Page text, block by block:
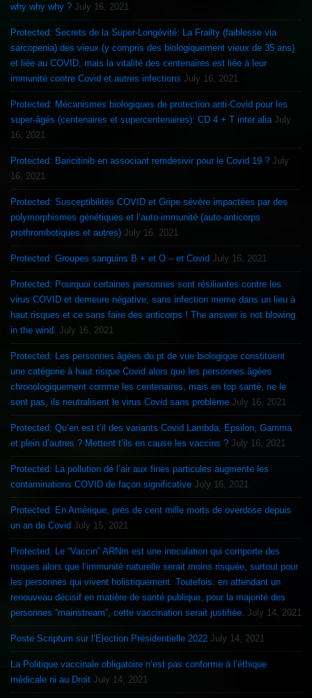
why why why ? July 16, 2021
Protected: Secrets de la Super-Longévité: La Frailty (faiblesse via
sarcopenia) des vieux (y compris des biologiquement vieux de 35 ans)
et liée au COVID, mais la vitalité des centenaires est liée à leur
immunité contre Covid et autres infections July 16, 2021
Protected: Mécanismes biologiques de protection anti-Covid pour les
super-âgés (centenaires et supercentenaires): CD 4 + T inter alia July
16, 2021
Protected: Baricitinib en associant remdesivir pour le Covid 19 ? July
16, 2021
Protected: Susceptibilités COVID et Gripe sévère impactées par des
polymorphismes génétiques et l’auto-immunité (auto-anticorps
prothrombotiques et autres) July 16, 2021
Protected: Groupes sanguins B + et O – et Covid July 16, 2021
Protected: Pourquoi certaines personnes sont résiliantes contre les
virus COVID et demeure négative, sans infection meme dans un lieu à
haut risques et ce sans faire des anticorps ! The answer is not blowing
in the wind. July 16, 2021
Protected: Les personnes âgées du pt de vue biologique constituent
une catégorie à haut risque Covid alors que les personnes âgées
chronologiquement comme les centenaires, mais en top santé, ne le
sont pas, ils neutralisent le virus Covid sans problème July 16, 2021
Protected: Qu’en est t’il des variants Covid Lambda, Epsilon, Gamma
et plein d’autres ? Mettent t’ils en cause les vaccins ? July 16, 2021
Protected: La pollution de l’air aux fines particules augmente les
contaminations COVID de façon significative July 16, 2021
Protected: En Amérique, près de cent mille morts de overdose depuis
un an de Covid July 15, 2021
Protected: Le “Vaccin” ARNm est une inoculation qui comporte des
risques alors que l’immunité naturelle serait moins risquée, surtout pour
les personnes qui vivent holistiquement. Toutefois, en attendant un
renouveau décisif en matière de santé publique, pour la majorité des
personnes “mainstream”, cette vaccination serait justifiée. July 14, 2021
Poste Scriptum sur l’Election Présidentielle 2022 July 14, 2021
La Politique vaccinale obligatoire n’est pas conforme à l’éthique
médicale ni au Droit July 14, 2021